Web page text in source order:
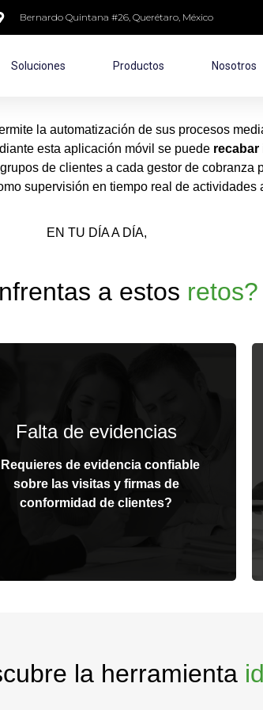
Bernardo Quintana #26, Querétaro, México
Soluciones Productos Nosotros
la automatización de sus procesos
esta aplicación móvil se puede recabar
de clientes a cada gestor de cobranza
supervisión en tiempo real de actividades
EN TU DÍA A DÍA,
a estos retos?
Falta de evidencias
de evidencia confiable
sobre las visitas y firmas de
conformidad de clientes?
app Evidence te permite capturar
información a través de formularios
Estos se pueden enviar al
al personal en oficina y así
la herramienta